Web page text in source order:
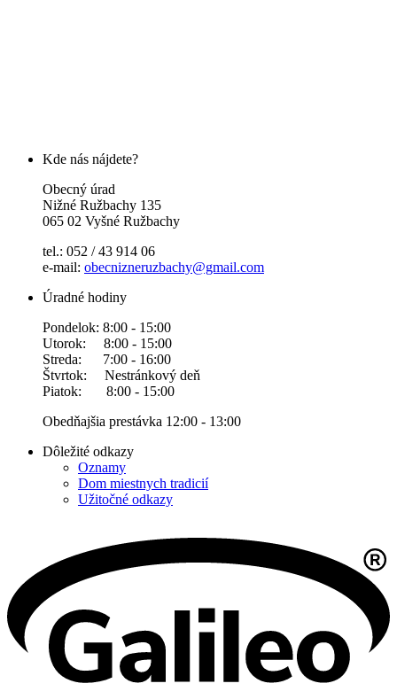
Kde nás nájdete?
Obecný úrad
Nižné Ružbachy 135
065 02 Vyšné Ružbachy
tel.: 052 / 43 914 06
e-mail: obecnizneruzbachy@gmail.com
Úradné hodiny
Pondelok: 8:00 - 15:00
Utorok: 8:00 - 15:00
Streda: 7:00 - 16:00
Štvrtok: Nestránkový deň
Piatok: 8:00 - 15:00
Obedňajšia prestávka 12:00 - 13:00
Dôležité odkazy
Oznamy
Dom miestnych tradicií
Užitočné odkazy